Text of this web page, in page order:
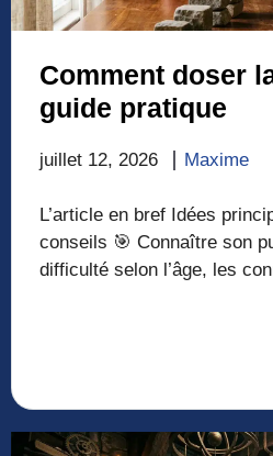
Comment doser
guide pratique
juillet 12, 2026 Maxime
L’article en bref Idées
conseils 🎯 Connaître son
difficulté selon l’âge, les